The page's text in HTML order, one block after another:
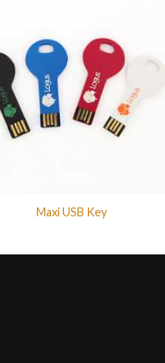
Maxi USB Key